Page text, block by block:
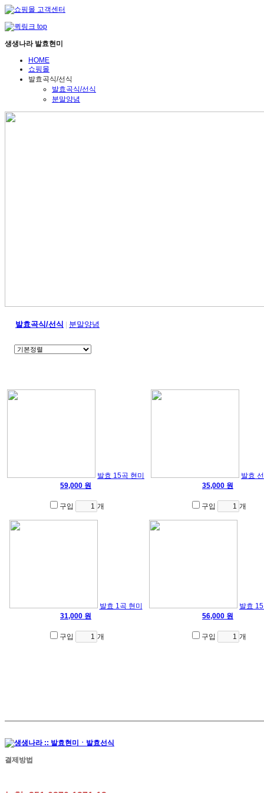
생생나라 발효현미
HOME
쇼핑몰
발효곡식/선식
발효곡식/선식
분말양념
발효곡식/선식 분말양념
발효 15곡 현미
59,000 원
구입 개
발효
35,000 원
구입 개
발효 1곡 현미
31,000 원
구입 개
발효
56,000 원
구입 개
결제방법